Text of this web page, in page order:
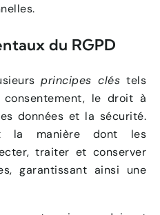
du RGPD
principes clés tels
le droit à
données et la sécurité.
la manière dont les
traiter et conserver
garantissant ainsi une